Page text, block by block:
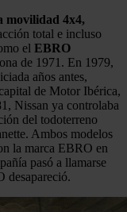
movilidad 4x4,
total e incluso
el EBRO
de 1971. En 1979,
años antes,
de Motor Ibérica,
Nissan ya controlaba
del todoterreno
Ambos modelos
la marca EBRO en
pasó a llamarse
desapareció.